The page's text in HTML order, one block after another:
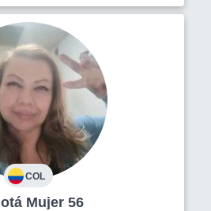
COL
Bogotá Mujer 56